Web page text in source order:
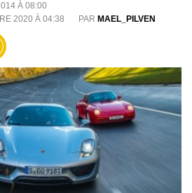
À 08:00
2020 À 04:38
PAR MAEL_PILVEN